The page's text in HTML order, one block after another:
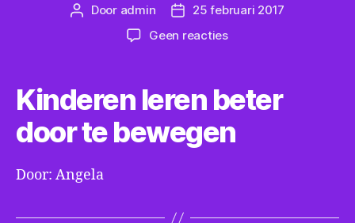
Berichtauteur
Door admin Berichtdatum
25 februari 2017
Geen reactiesop
beter
door
bewegen
Kinderen leren beter
door te bewegen
Door: Angela